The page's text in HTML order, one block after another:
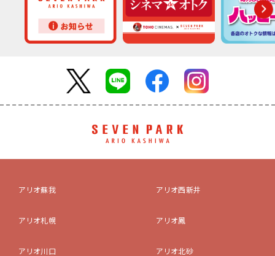
アリオ蘇我
アリオ札幌
アリオ川口
アリオ西新井
アリオ鳳
アリオ北砂